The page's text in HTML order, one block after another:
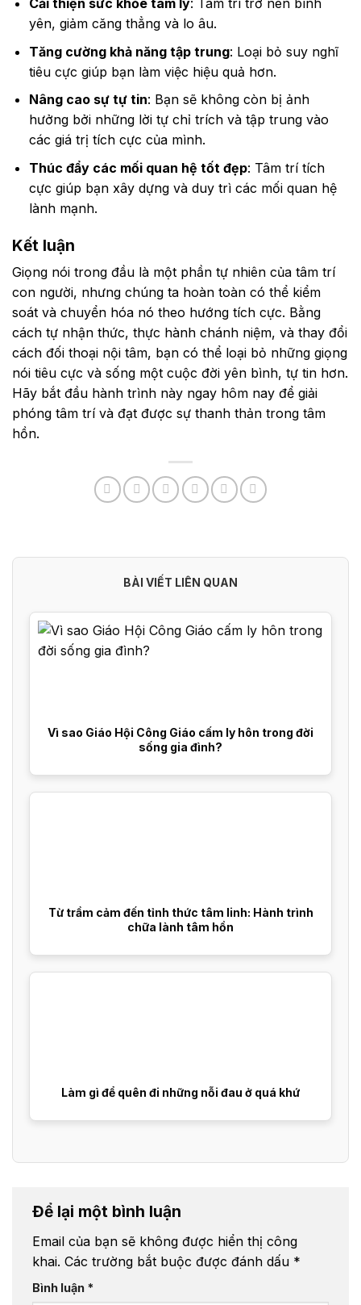
Cải thiện sức khỏe tâm lý: Tâm trí trở nên bình
yên, giảm căng thẳng và lo âu.
Tăng cường khả năng tập trung: Loại bỏ suy nghĩ
tiêu cực giúp bạn làm việc hiệu quả hơn.
Nâng cao sự tự tin: Bạn sẽ không còn bị ảnh
hưởng bởi những lời tự chỉ trích và tập trung vào
các giá trị tích cực của mình.
Thúc đẩy các mối quan hệ tốt đẹp: Tâm trí tích
cực giúp bạn xây dựng và duy trì các mối quan hệ
lành mạnh.
Kết luận
Giọng nói trong đầu là một phần tự nhiên của tâm trí
con người, nhưng chúng ta hoàn toàn có thể kiểm
soát và chuyển hóa nó theo hướng tích cực. Bằng
cách tự nhận thức, thực hành chánh niệm, và thay đổi
cách đối thoại nội tâm, bạn có thể loại bỏ những giọng
nói tiêu cực và sống một cuộc đời yên bình, tự tin hơn.
Hãy bắt đầu hành trình này ngay hôm nay để giải
phóng tâm trí và đạt được sự thanh thản trong tâm
hồn.
BÀI VIẾT LIÊN QUAN
Vì sao Giáo Hội Công Giáo cấm ly hôn trong đời
sống gia đình?
Từ trầm cảm đến tỉnh thức tâm linh: Hành trình
chữa lành tâm hồn
Làm gì để quên đi những nỗi đau ở quá khứ
Để lại một bình luận
Email của bạn sẽ không được hiển thị công
khai. Các trường bắt buộc được đánh dấu *
Bình luận *